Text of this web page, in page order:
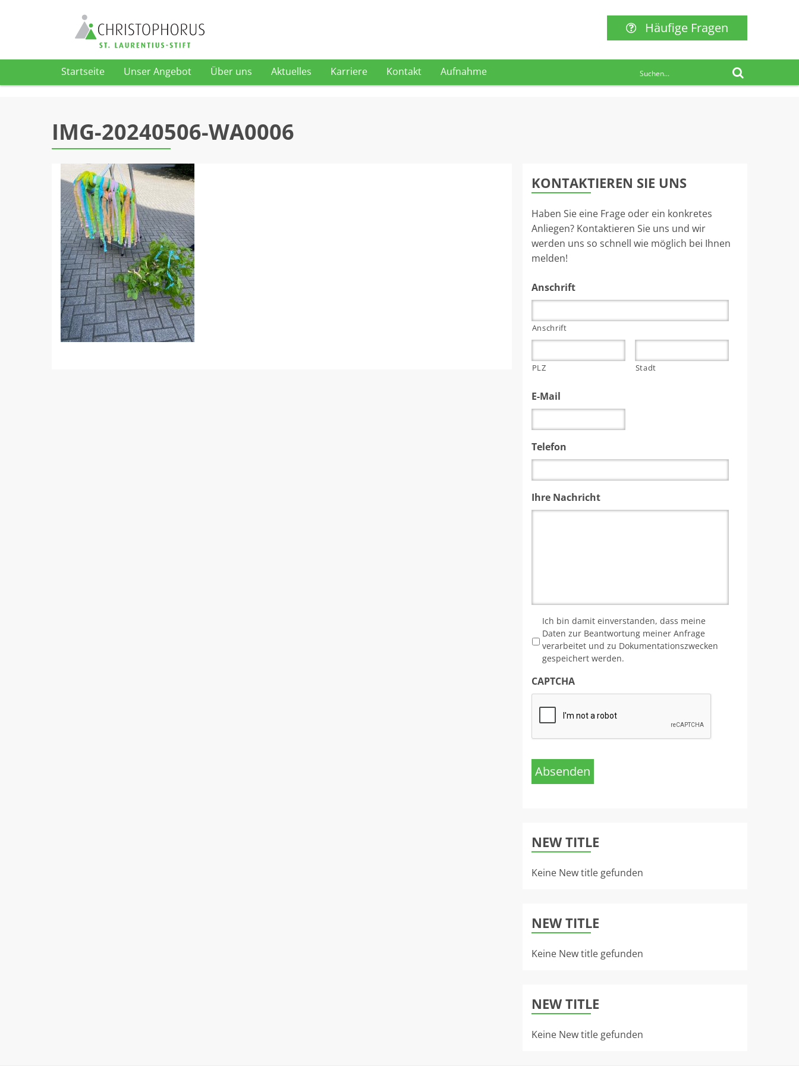
Häufige Fragen
Startseite Unser Angebot Über uns Aktuelles Karriere Kontakt Aufnahme
IMG-20240506-WA0006
KONTAKTIEREN SIE UNS
Haben Sie eine Frage oder ein konkretes
Anliegen? Kontaktieren Sie uns und wir
werden uns so schnell wie möglich bei Ihnen
melden!
Anschrift
Anschrift
PLZ Stadt
E-Mail
Telefon
Ihre Nachricht
Ich bin damit einverstanden, dass meine
Daten zur Beantwortung meiner Anfrage
verarbeitet und zu Dokumentationszwecken
gespeichert werden.
CAPTCHA
Absenden
NEW TITLE
Keine New title gefunden
NEW TITLE
Keine New title gefunden
NEW TITLE
Keine New title gefunden